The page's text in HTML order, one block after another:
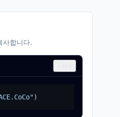
사합니다.
)